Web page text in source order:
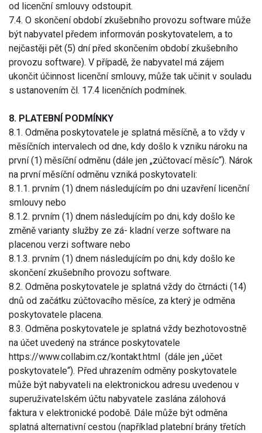
od licenční smlouvy odstoupit.
7.4. O skončení období zkušebního provozu software může
být nabyvatel předem informován poskytovatelem, a to
nejčastěji pět (5) dní před skončením období zkušebního
provozu software). V případě, že nabyvatel má zájem
ukončit účinnost licenční smlouvy, může tak učinit v souladu
s ustanovením čl. 17.4 licenčních podmínek.
8. PLATEBNÍ PODMÍNKY
8.1. Odměna poskytovatele je splatná měsíčně, a to vždy v
měsíčních intervalech od dne, kdy došlo k vzniku nároku na
první (1) měsíční odměnu (dále jen „zúčtovací měsíc“). Nárok
na první měsíční odměnu vzniká poskytovateli:
8.1.1. prvním (1) dnem následujícím po dni uzavření licenční
smlouvy nebo
8.1.2. prvním (1) dnem následujícím po dni, kdy došlo ke
změně varianty služby ze zá- kladní verze software na
placenou verzi software nebo
8.1.3. prvním (1) dnem následujícím po dni, kdy došlo ke
skončení zkušebního provozu software.
8.2. Odměna poskytovatele je splatná vždy do čtrnácti (14)
dnů od začátku zúčtovacího měsíce, za který je odměna
poskytovatele placena.
8.3. Odměna poskytovatele je splatná vždy bezhotovostně
na účet uvedený na stránce poskytovatele
https://www.collabim.cz/kontakt.html (dále jen „účet
poskytovatele“). Před uhrazením odměny poskytovatele
může být nabyvateli na elektronickou adresu uvedenou v
superuživatelském účtu nabyvatele zaslána zálohová
faktura v elektronické podobě. Dále může být odměna
splatná alternativní cestou (například platební brány třetích